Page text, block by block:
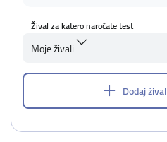
Žival za katero naročate test
Moje živali
Dodaj žival